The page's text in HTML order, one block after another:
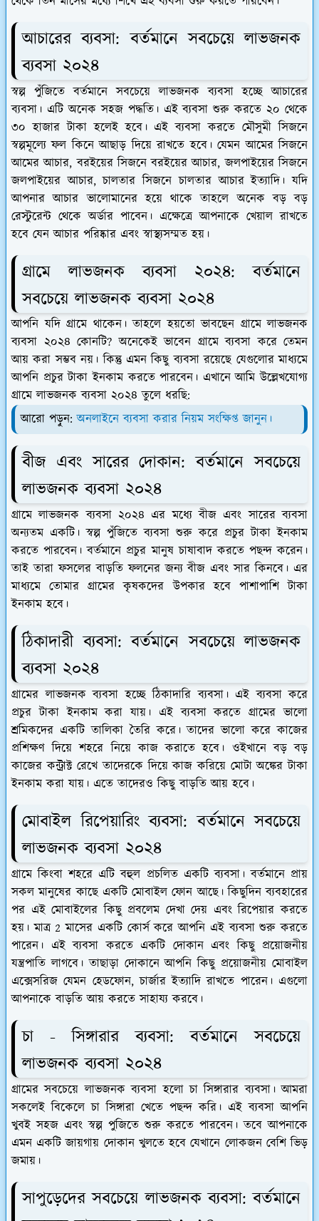
আচারের ব্যবসা: বর্তমানে সবচেয়ে লাভজনক
ব্যবসা ২০২৪
স্বল্প পুঁজিতে বর্তমানে সবচেয়ে লাভজনক ব্যবসা হচ্ছে আচারের
ব্যবসা। এটি অনেক সহজ পদ্ধতি। এই ব্যবসা শুরু করতে ২০ থেকে
৩০ হাজার টাকা হলেই হবে। এই ব্যবসা করতে মৌসুমী সিজনে
স্বল্পমূল্যে ফল কিনে আছাড় দিয়ে রাখতে হবে। যেমন আমের সিজনে
আমের আচার, বরইয়ের সিজনে বরইয়ের আচার, জলপাইয়ের সিজনে
জলপাইয়ের আচার, চালতার সিজনে চালতার আচার ইত্যাদি। যদি
আপনার আচার ভালোমানের হয়ে থাকে তাহলে অনেক বড় বড়
রেস্টুরেন্ট থেকে অর্ডার পাবেন। এক্ষেত্রে আপনাকে খেয়াল রাখতে
হবে যেন আচার পরিষ্কার এবং স্বাস্থ্যসম্মত হয়।
গ্রামে লাভজনক ব্যবসা ২০২৪: বর্তমানে
সবচেয়ে লাভজনক ব্যবসা ২০২৪
আপনি যদি গ্রামে থাকেন। তাহলে হয়তো ভাবছেন গ্রামে লাভজনক
ব্যবসা ২০২৪ কোনটি? অনেকেই ভাবেন গ্রামে ব্যবসা করে তেমন
আয় করা সম্ভব নয়। কিন্তু এমন কিছু ব্যবসা রয়েছে যেগুলোর মাধ্যমে
আপনি প্রচুর টাকা ইনকাম করতে পারবেন। এখানে আমি উল্লেখযোগ্য
গ্রামে লাভজনক ব্যবসা ২০২৪ তুলে ধরছি:
আরো পড়ুন:অনলাইনে ব্যবসা করার নিয়ম সংক্ষিপ্ত জানুন।
বীজ এবং সারের দোকান: বর্তমানে সবচেয়ে
লাভজনক ব্যবসা ২০২৪
গ্রামে লাভজনক ব্যবসা ২০২৪ এর মধ্যে বীজ এবং সারের ব্যবসা
অন্যতম একটি। স্বল্প পুঁজিতে ব্যবসা শুরু করে প্রচুর টাকা ইনকাম
করতে পারবেন। বর্তমানে প্রচুর মানুষ চাষাবাদ করতে পছন্দ করেন।
তাই তারা ফসলের বাড়তি ফলনের জন্য বীজ এবং সার কিনবে। এর
মাধ্যমে তোমার গ্রামের কৃষকদের উপকার হবে পাশাপাশি টাকা
ইনকাম হবে।
ঠিকাদারী ব্যবসা: বর্তমানে সবচেয়ে লাভজনক
ব্যবসা ২০২৪
গ্রামের লাভজনক ব্যবসা হচ্ছে ঠিকাদারি ব্যবসা। এই ব্যবসা করে
প্রচুর টাকা ইনকাম করা যায়। এই ব্যবসা করতে গ্রামের ভালো
শ্রমিকদের একটি তালিকা তৈরি করে। তাদের ভালো করে কাজের
প্রশিক্ষণ দিয়ে শহরে নিয়ে কাজ করাতে হবে। ওইখানে বড় বড়
কাজের কন্ট্রাক্ট রেখে তাদেরকে দিয়ে কাজ করিয়ে মোটা অঙ্কের টাকা
ইনকাম করা যায়। এতে তাদেরও কিছু বাড়তি আয় হবে।
মোবাইল রিপেয়ারিং ব্যবসা: বর্তমানে সবচেয়ে
লাভজনক ব্যবসা ২০২৪
গ্রামে কিংবা শহরে এটি বহুল প্রচলিত একটি ব্যবসা। বর্তমানে প্রায়
সকল মানুষের কাছে একটি মোবাইল ফোন আছে। কিছুদিন ব্যবহারের
পর এই মোবাইলের কিছু প্রবলেম দেখা দেয় এবং রিপেয়ার করতে
হয়। মাত্র 2 মাসের একটি কোর্স করে আপনি এই ব্যবসা শুরু করতে
পারেন। এই ব্যবসা করতে একটি দোকান এবং কিছু প্রয়োজনীয়
যন্ত্রপাতি লাগবে। তাছাড়া দোকানে আপনি কিছু প্রয়োজনীয় মোবাইল
এক্সেসরিজ যেমন হেডফোন, চার্জার ইত্যাদি রাখতে পারেন। এগুলো
আপনাকে বাড়তি আয় করতে সাহায্য করবে।
চা - সিঙ্গারার ব্যবসা: বর্তমানে সবচেয়ে
লাভজনক ব্যবসা ২০২৪
গ্রামের সবচেয়ে লাভজনক ব্যবসা হলো চা সিঙ্গারার ব্যবসা। আমরা
সকলেই বিকেলে চা সিঙ্গারা খেতে পছন্দ করি। এই ব্যবসা আপনি
খুবই সহজ এবং স্বল্প পুজিতে শুরু করতে পারবেন। তবে আপনাকে
এমন একটি জায়গায় দোকান খুলতে হবে যেখানে লোকজন বেশি ভিড়
জমায়।
সাপুড়েদের সবচেয়ে লাভজনক ব্যবসা: বর্তমানে